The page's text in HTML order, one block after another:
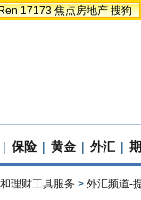
17173 焦点房地产 搜狗
| 保险 | 黄金 | 外汇 |
理财工具服务 > 外汇频道-